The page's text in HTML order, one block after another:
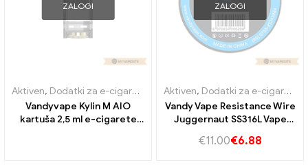
ZALOGI
Aktiven, Dodatki za e-cigarete
Vandyvape Kylin M AIO
kartuša 2,5 ml e-cigarete
ZALOGI
Aktiven, Dodatki za e-cigarete
Vandy Vape Resistance Wire
Juggernaut SS316L Vape
Wholesale丨Custom
€11.00€6.88